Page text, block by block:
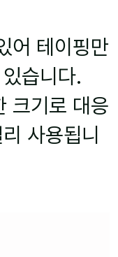
어 테이핑만
습니다.
크기로 대응
사용됩니